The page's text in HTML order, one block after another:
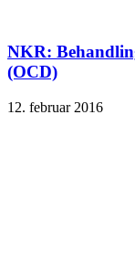
NKR:
(OCD)
12. februar 2016